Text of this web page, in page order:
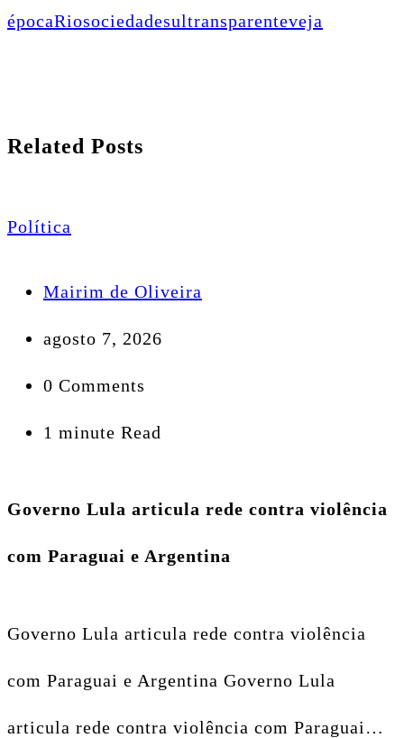
épocaRiosociedadesultransparenteveja
Related Posts
Política
Mairim de Oliveira
agosto 7, 2026
0 Comments
1 minute Read
Governo Lula articula rede contra violência
com Paraguai e Argentina
Governo Lula articula rede contra violência
com Paraguai e Argentina Governo Lula
articula rede contra violência com Paraguai…